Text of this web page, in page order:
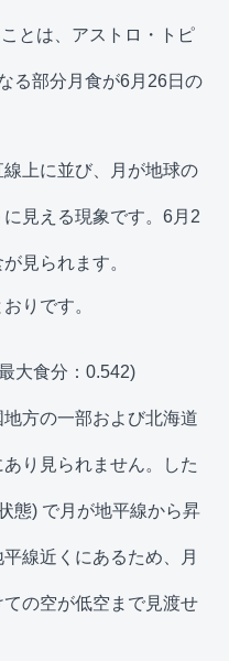
とは、アストロ・トピ
る部分月食が6月26日の
上に並び、月が地球の
見える現象です。6月2
見られます。
りです。
大食分：0.542)
方の一部および北海道
り見られません。した
態) で月が地平線から昇
線近くにあるため、月
の空が低空まで見渡せ